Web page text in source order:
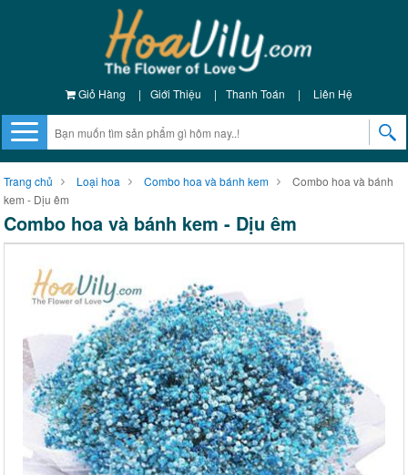
Giỏ Hàng | Giới Thiệu | Thanh Toán | Liên Hệ
Trang chủ Loại hoa Combo hoa và bánh kem
Combo hoa và bánh
kem - Dịu êm
Combo hoa và bánh kem - Dịu êm